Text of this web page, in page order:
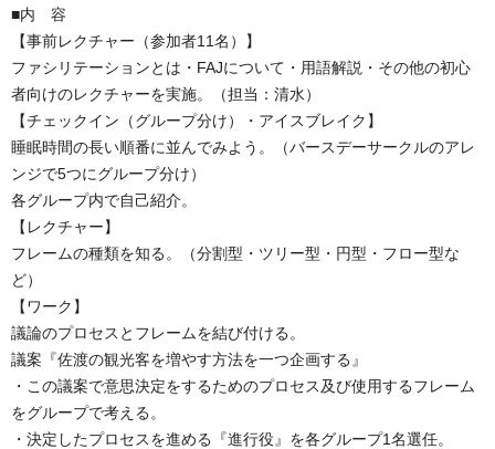
■内 容
【事前レクチャー（参加者11名）】
ファシリテーションとは・FAJについて・用語解説・その他の初心
者向けのレクチャーを実施。（担当：清水）
【チェックイン（グループ分け）・アイスブレイク】
睡眠時間の長い順番に並んでみよう。（バースデーサークルのアレ
ンジで5つにグループ分け）
各グループ内で自己紹介。
【レクチャー】
フレームの種類を知る。（分割型・ツリー型・円型・フロー型な
ど）
【ワーク】
議論のプロセスとフレームを結び付ける。
議案『佐渡の観光客を増やす方法を一つ企画する』
・この議案で意思決定をするためのプロセス及び使用するフレーム
をグループで考える。
・決定したプロセスを進める『進行役』を各グループ1名選任。